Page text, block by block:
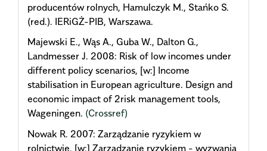
producentów rolnych, Hamulczyk M., Stańko S.
(red.). IERiGŻ-PIB, Warszawa.
Majewski E., Wąs A., Guba W., Dalton G.,
Landmesser J. 2008: Risk of low incomes under
different policy scenarios, [w:] Income
stabilisation in European agriculture. Design and
economic impact of 2risk management tools,
Wageningen. (Crossref)
Nowak R. 2007: Zarządzanie ryzykiem w
rolnictwie, [w:] Zarządzanie ryzykiem - wyzwania